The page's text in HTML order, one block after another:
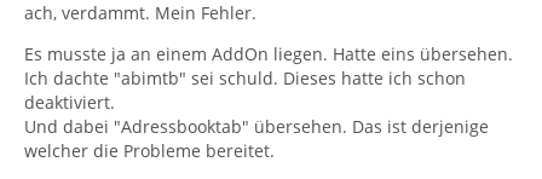
ach, verdammt. Mein Fehler.
Es musste ja an einem AddOn liegen. Hatte eins übersehen.
Ich dachte "abimtb" sei schuld. Dieses hatte ich schon
deaktiviert.
Und dabei "Adressbooktab" übersehen. Das ist derjenige
welcher die Probleme bereitet.